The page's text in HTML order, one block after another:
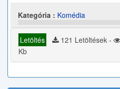
Kategória : Komédia
Letöltés 121 Letöltések -
Kb